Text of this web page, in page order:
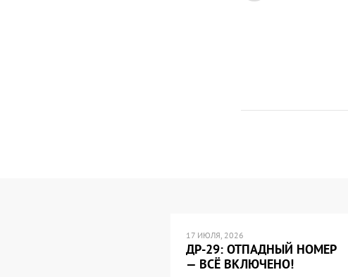
17 ИЮЛЯ, 2026
ДР-29: ОТПАДНЫЙ НОМЕР
— ВСЁ ВКЛЮЧЕНО!